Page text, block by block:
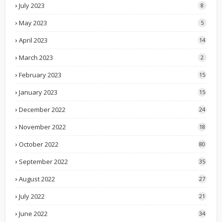
July 2023 8
May 2023 5
April 2023 14
March 2023 2
February 2023 15
January 2023 15
December 2022 24
November 2022 18
October 2022 80
September 2022 35
August 2022 27
July 2022 21
June 2022 34